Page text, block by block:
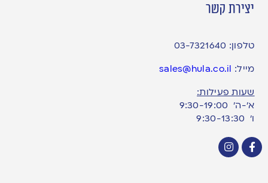
יצירת קשר
טלפון: 03-7321640
מייל: sales@hula.co.il
שעות פעילות:
א’-ה’ 9:30-19:00
ו׳ 9:30-13:30